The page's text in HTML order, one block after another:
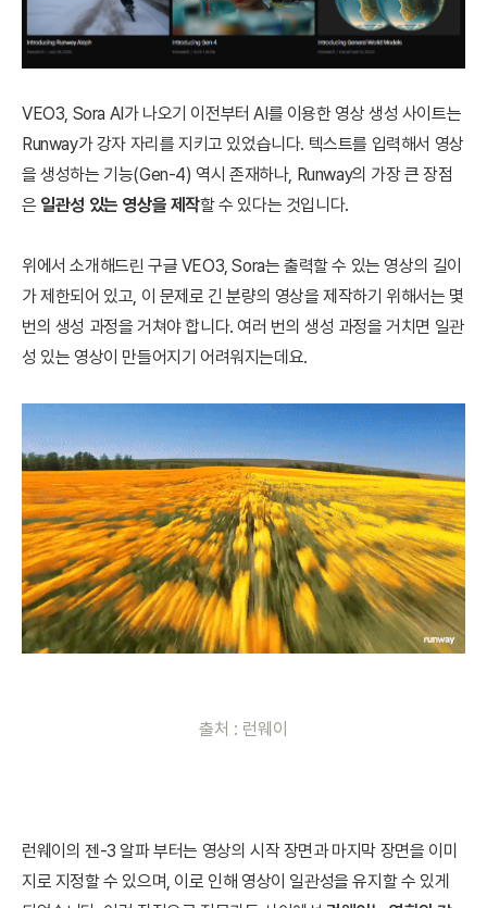
VEO3, Sora AI가 나오기 이전부터 AI를 이용한 영상 생성 사이트는
Runway가 강자 자리를 지키고 있었습니다. 텍스트를 입력해서 영상
을 생성하는 기능(Gen-4) 역시 존재하나, Runway의 가장 큰 장점
은 일관성 있는 영상을 제작할 수 있다는 것입니다.
위에서 소개해드린 구글 VEO3, Sora는 출력할 수 있는 영상의 길이
가 제한되어 있고, 이 문제로 긴 분량의 영상을 제작하기 위해서는 몇
번의 생성 과정을 거쳐야 합니다. 여러 번의 생성 과정을 거치면 일관
성 있는 영상이 만들어지기 어려워지는데요.
출처 : 런웨이
런웨이의 젠-3 알파 부터는 영상의 시작 장면과 마지막 장면을 이미
지로 지정할 수 있으며, 이로 인해 영상이 일관성을 유지할 수 있게